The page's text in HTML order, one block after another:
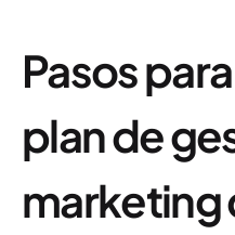
Pasos
plan de
marketing